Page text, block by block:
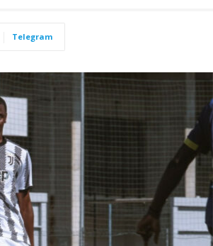
Telegram